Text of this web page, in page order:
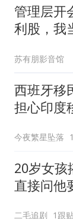
管理层开
利股，我
苏有朋影音馆
西班牙移
担心印度
今夜繁星坠落
20岁女孩
直接问他
二毛追剧 1跟